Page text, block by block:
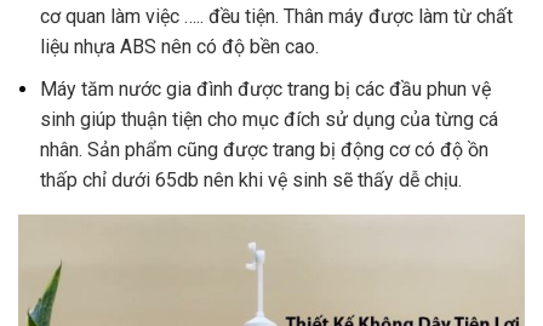
cơ quan làm việc ….. đều tiện. Thân máy được làm từ chất
liệu nhựa ABS nên có độ bền cao.
Máy tăm nước gia đình được trang bị các đầu phun vệ
sinh giúp thuận tiện cho mục đích sử dụng của từng cá
nhân. Sản phẩm cũng được trang bị động cơ có độ ồn
thấp chỉ dưới 65db nên khi vệ sinh sẽ thấy dễ chịu.